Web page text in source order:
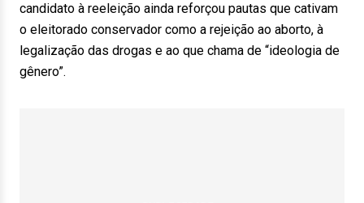
candidato à reeleição ainda reforçou pautas que cativam
o eleitorado conservador como a rejeição ao aborto, à
legalização das drogas e ao que chama de “ideologia de
gênero”.